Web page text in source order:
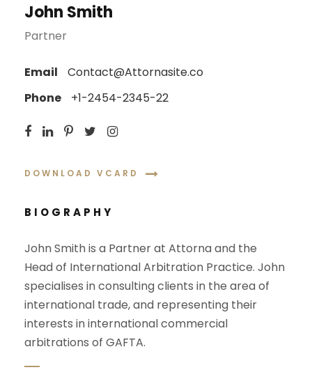
John Smith
Partner
Email
Contact@Attornasite.co
Phone
+1-2454-2345-22
DOWNLOAD VCARD
BIOGRAPHY
John Smith is a Partner at Attorna and the
Head of International Arbitration Practice. John
specialises in consulting clients in the area of
international trade, and representing their
interests in international commercial
arbitrations of GAFTA.